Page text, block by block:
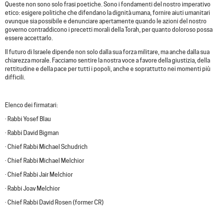
Queste non sono solo frasi poetiche. Sono i fondamenti del nostro imperativo
etico: esigere politiche che difendano la dignità umana, fornire aiuti umanitari
ovunque sia possibile e denunciare apertamente quando le azioni del nostro
governo contraddicono i precetti morali della Torah, per quanto doloroso possa
essere accettarlo.
Il futuro di Israele dipende non solo dalla sua forza militare, ma anche dalla sua
chiarezza morale. Facciamo sentire la nostra voce a favore della giustizia, della
rettitudine e della pace per tutti i popoli, anche e soprattutto nei momenti più
difficili.
Elenco dei firmatari:
· Rabbi Yosef Blau
· Rabbi David Bigman
· Chief Rabbi Michael Schudrich
· Chief Rabbi Michael Melchior
· Chief Rabbi Jair Melchior
· Rabbi Joav Melchior
· Chief Rabbi David Rosen (former CR)